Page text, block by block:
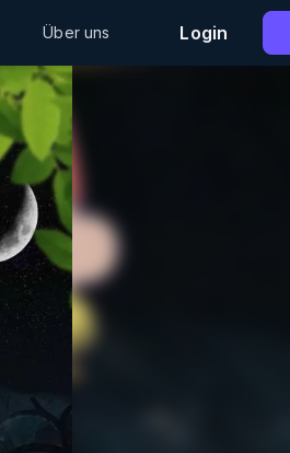
Über uns Login